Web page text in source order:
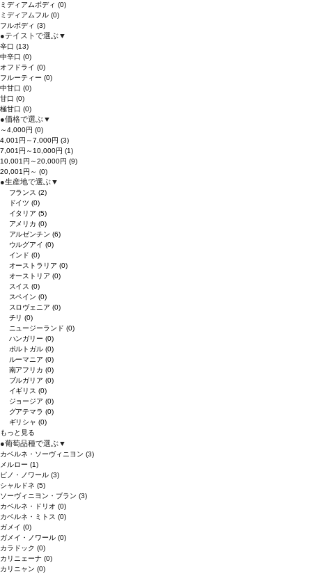
ミディアムボディ (0)
ミディアムフル (0)
フルボディ (3)
●テイストで選ぶ▼
辛口 (13)
中辛口 (0)
オフドライ (0)
フルーティー (0)
中甘口 (0)
甘口 (0)
極甘口 (0)
●価格で選ぶ▼
～4,000円 (0)
4,001円～7,000円 (3)
7,001円～10,000円 (1)
10,001円～20,000円 (9)
20,001円～ (0)
●生産地で選ぶ▼
フランス(2)
ドイツ(0)
イタリア(5)
アメリカ(0)
アルゼンチン(6)
ウルグアイ(0)
インド(0)
オーストラリア(0)
オーストリア(0)
スイス(0)
スペイン(0)
スロヴェニア(0)
チリ(0)
ニュージーランド(0)
ハンガリー(0)
ポルトガル(0)
ルーマニア(0)
南アフリカ(0)
ブルガリア(0)
イギリス(0)
ジョージア(0)
グアテマラ(0)
ギリシャ(0)
もっと見る
●葡萄品種で選ぶ▼
カベルネ・ソーヴィニヨン (3)
メルロー (1)
ピノ・ノワール (3)
シャルドネ (5)
ソーヴィニヨン・ブラン (3)
カベルネ・ドリオ (0)
カベルネ・ミトス (0)
ガメイ (0)
ガメイ・ノワール (0)
カラドック (0)
カリニェーナ (0)
カリニャン (0)